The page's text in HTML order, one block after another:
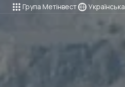
Група Метінвест Українська